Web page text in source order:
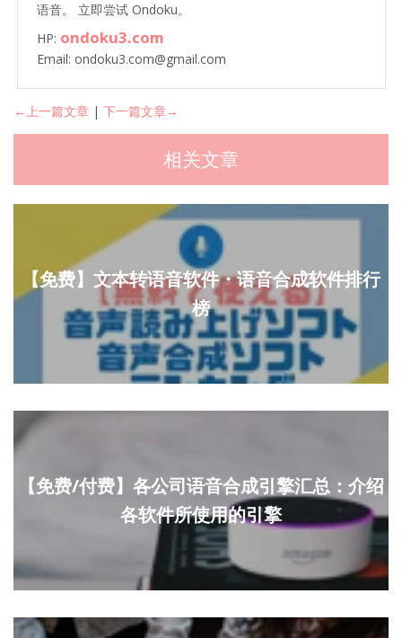
语音。 立即尝试 Ondoku。
HP: ondoku3.com
Email: ondoku3.com@gmail.com
←上一篇文章 | 下一篇文章→
相关文章
【免费】文本转语音软件・语音合成软件排行
榜
【免费/付费】各公司语音合成引擎汇总：介绍
各软件所使用的引擎